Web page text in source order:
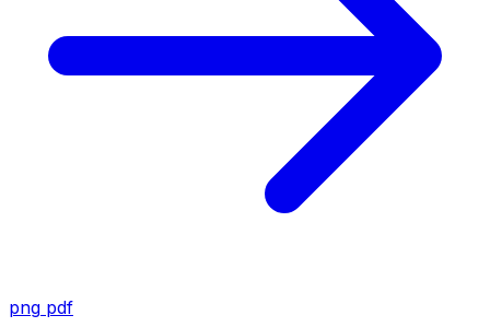
png pdf